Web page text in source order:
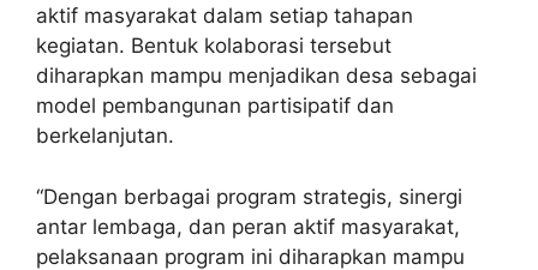
aktif masyarakat dalam setiap tahapan
kegiatan. Bentuk kolaborasi tersebut
diharapkan mampu menjadikan desa sebagai
model pembangunan partisipatif dan
berkelanjutan.
“Dengan berbagai program strategis, sinergi
antar lembaga, dan peran aktif masyarakat,
pelaksanaan program ini diharapkan mampu